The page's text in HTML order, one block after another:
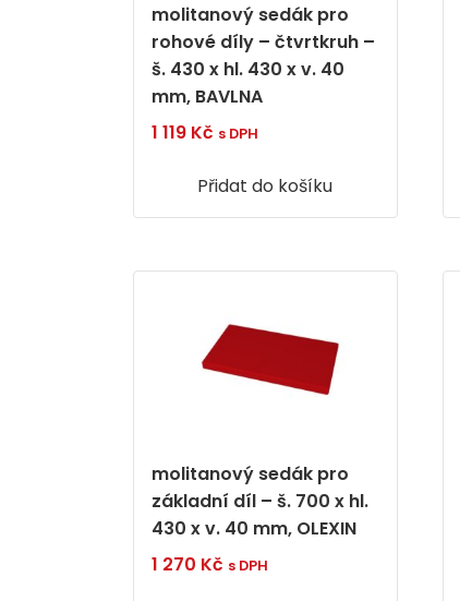
molitanový sedák pro
rohové díly – čtvrtkruh –
š. 430 x hl. 430 x v. 40
mm, BAVLNA
1 119 Kč s DPH
Přidat do košíku
molitanový sedák pro
základní díl – š. 700 x hl.
430 x v. 40 mm, OLEXIN
1 270 Kč s DPH